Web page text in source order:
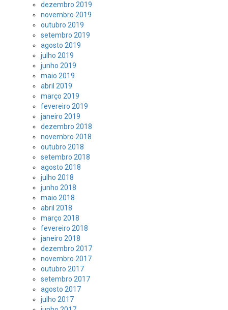
dezembro 2019
novembro 2019
outubro 2019
setembro 2019
agosto 2019
julho 2019
junho 2019
maio 2019
abril 2019
março 2019
fevereiro 2019
janeiro 2019
dezembro 2018
novembro 2018
outubro 2018
setembro 2018
agosto 2018
julho 2018
junho 2018
maio 2018
abril 2018
março 2018
fevereiro 2018
janeiro 2018
dezembro 2017
novembro 2017
outubro 2017
setembro 2017
agosto 2017
julho 2017